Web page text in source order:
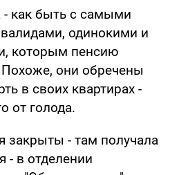
- как быть с самыми
одинокими и
которым пенсию
они обречены
в своих квартирах -
от голода.
закрыты - там получала
- в отделении